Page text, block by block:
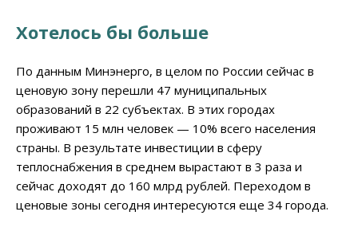
Хотелось бы больше
По данным Минэнерго, в целом по России сейчас в
ценовую зону перешли 47 муниципальных
образований в 22 субъектах. В этих городах
проживают 15 млн человек — 10% всего населения
страны. В результате инвестиции в сферу
теплоснабжения в среднем вырастают в 3 раза и
сейчас доходят до 160 млрд рублей. Переходом в
ценовые зоны сегодня интересуются еще 34 города.